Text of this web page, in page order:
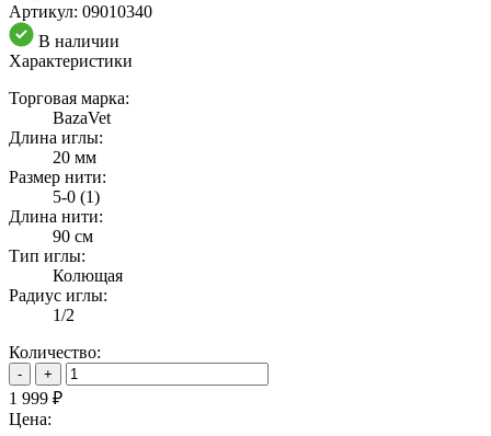
Артикул: 09010340
В наличии
Характеристики
Торговая марка:
BazaVet
Длина иглы:
20 мм
Размер нити:
5-0 (1)
Длина нити:
90 см
Тип иглы:
Колющая
Радиус иглы:
1/2
Количество:
- +
1 999 ₽
Цена: